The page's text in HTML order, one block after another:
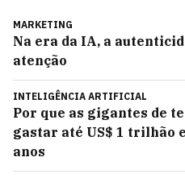
MARKETING
Na era da IA, a
atenção
INTELIGÊNCIA ARTIFICIAL
Por que as gigantes de
gastar até US$ 1 trilhão
anos